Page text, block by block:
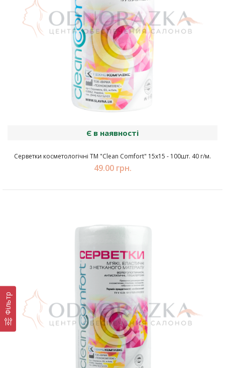
Фільтр
Є в наявності
Серветки косметологічні ТМ "Clean Comfort" 15х15 - 100шт. 40 г/м.
49.00 грн.